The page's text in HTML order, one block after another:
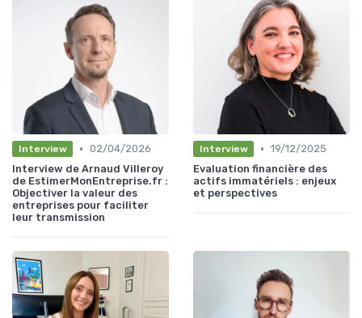
Interview • 02/04/2026
Interview de Arnaud Villeroy
de EstimerMonEntreprise.fr :
Objectiver la valeur des
entreprises pour faciliter
leur transmission
Interview • 19/12/2025
Evaluation financière des
actifs immatériels : enjeux
et perspectives